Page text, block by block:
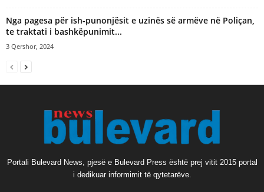
Nga pagesa për ish-punonjësit e uzinës së armëve në Poliçan,
te traktati i bashkëpunimit...
3 Qershor, 2024
Portali Bulevard News, pjesë e Bulevard Press është prej vitit 2015 portal
i dedikuar informimit të qytetarëve.